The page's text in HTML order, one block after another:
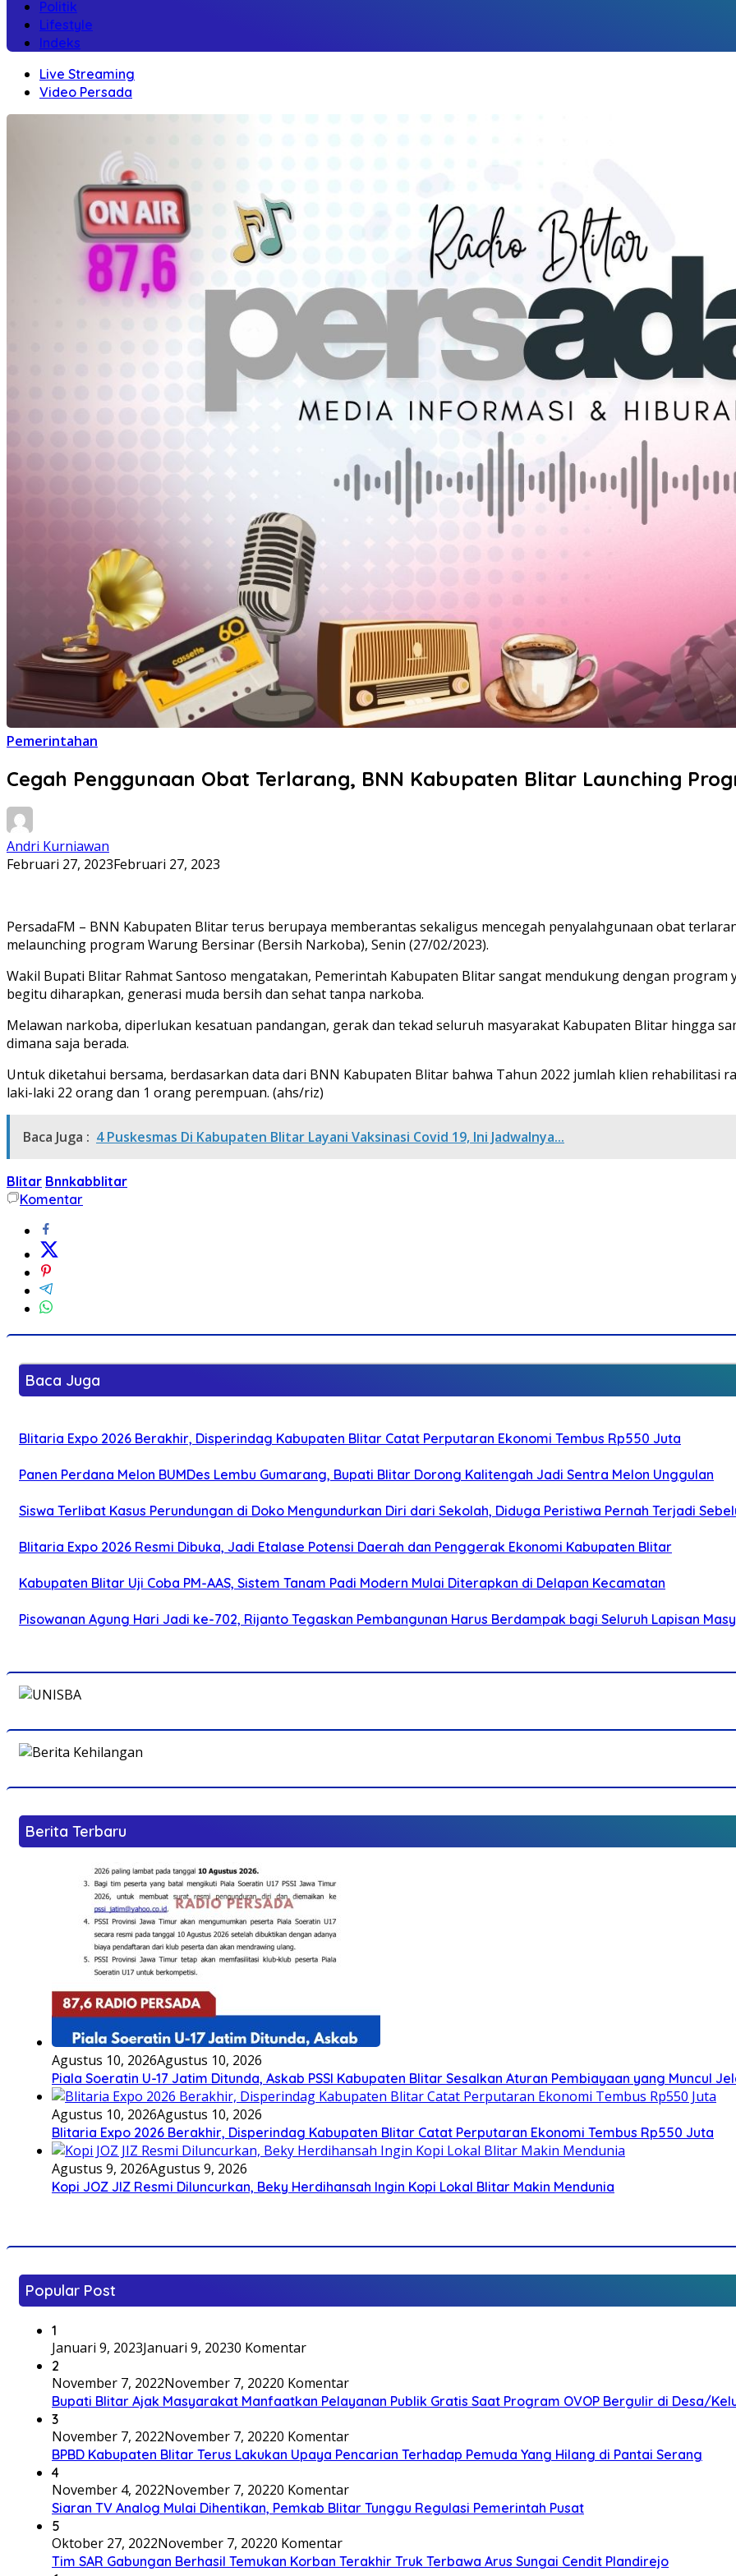
Politik
Lifestyle
Indeks
Live Streaming
Video Persada
Pemerintahan
Cegah Penggunaan Obat Terlarang, BNN Kabupaten Blitar Launching
Andri Kurniawan
Februari 27, 2023Februari 27, 2023
PersadaFM – BNN Kabupaten Blitar terus berupaya memberantas sekaligus mencegah penyalahgunaan obat
melaunching program Warung Bersinar (Bersih Narkoba), Senin (27/02/2023).
Wakil Bupati Blitar Rahmat Santoso mengatakan, Pemerintah Kabupaten Blitar sangat mendukung dengan
begitu diharapkan, generasi muda bersih dan sehat tanpa narkoba.
Melawan narkoba, diperlukan kesatuan pandangan, gerak dan tekad seluruh masyarakat Kabupaten Blitar hingga
dimana saja berada.
Untuk diketahui bersama, berdasarkan data dari BNN Kabupaten Blitar bahwa Tahun 2022 jumlah klien rehabilitasi
laki-laki 22 orang dan 1 orang perempuan. (ahs/riz)
Baca Juga : 4 Puskesmas Di Kabupaten Blitar Layani Vaksinasi Covid 19, Ini Jadwalnya...
Blitar Bnnkabblitar
Komentar
Baca Juga
Blitaria Expo 2026 Berakhir, Disperindag Kabupaten Blitar Catat Perputaran Ekonomi Tembus Rp550 Juta
Panen Perdana Melon BUMDes Lembu Gumarang, Bupati Blitar Dorong Kalitengah Jadi Sentra Melon Unggulan
Siswa Terlibat Kasus Perundungan di Doko Mengundurkan Diri dari Sekolah, Diduga Peristiwa Pernah Terjadi
Blitaria Expo 2026 Resmi Dibuka, Jadi Etalase Potensi Daerah dan Penggerak Ekonomi Kabupaten Blitar
Kabupaten Blitar Uji Coba PM-AAS, Sistem Tanam Padi Modern Mulai Diterapkan di Delapan Kecamatan
Pisowanan Agung Hari Jadi ke-702, Rijanto Tegaskan Pembangunan Harus Berdampak bagi Seluruh Lapisan
Berita Terbaru
Agustus 10, 2026Agustus 10, 2026
Piala Soeratin U-17 Jatim Ditunda, Askab PSSI Kabupaten Blitar Sesalkan Aturan Pembiayaan yang Muncul
Agustus 10, 2026Agustus 10, 2026
Blitaria Expo 2026 Berakhir, Disperindag Kabupaten Blitar Catat Perputaran Ekonomi Tembus Rp550 Juta
Agustus 9, 2026Agustus 9, 2026
Kopi JOZ JIZ Resmi Diluncurkan, Beky Herdihansah Ingin Kopi Lokal Blitar Makin Mendunia
Popular Post
1
Januari 9, 2023Januari 9, 20230 Komentar
2
November 7, 2022November 7, 20220 Komentar
Bupati Blitar Ajak Masyarakat Manfaatkan Pelayanan Publik Gratis Saat Program OVOP Bergulir di Desa/
3
November 7, 2022November 7, 20220 Komentar
BPBD Kabupaten Blitar Terus Lakukan Upaya Pencarian Terhadap Pemuda Yang Hilang di Pantai Serang
4
November 4, 2022November 7, 20220 Komentar
Siaran TV Analog Mulai Dihentikan, Pemkab Blitar Tunggu Regulasi Pemerintah Pusat
5
Oktober 27, 2022November 7, 20220 Komentar
Tim SAR Gabungan Berhasil Temukan Korban Terakhir Truk Terbawa Arus Sungai Cendit Plandirejo